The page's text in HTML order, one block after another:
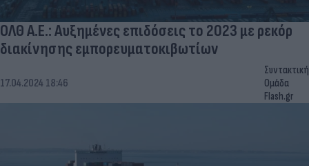
ΟΛΘ Α.Ε.: Αυξημένες επιδόσεις το 2023 με ρεκόρ
διακίνησης εμπορευματοκιβωτίων
17.04.2024 18:46
Συντακτική
Ομάδα
Flash.gr